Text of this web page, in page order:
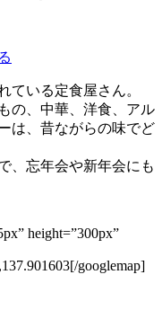
ている定食屋さん。
の、中華、洋食、アル
は、昔ながらの味でど
、忘年会や新年会にも
height=”300px”
googlemap]